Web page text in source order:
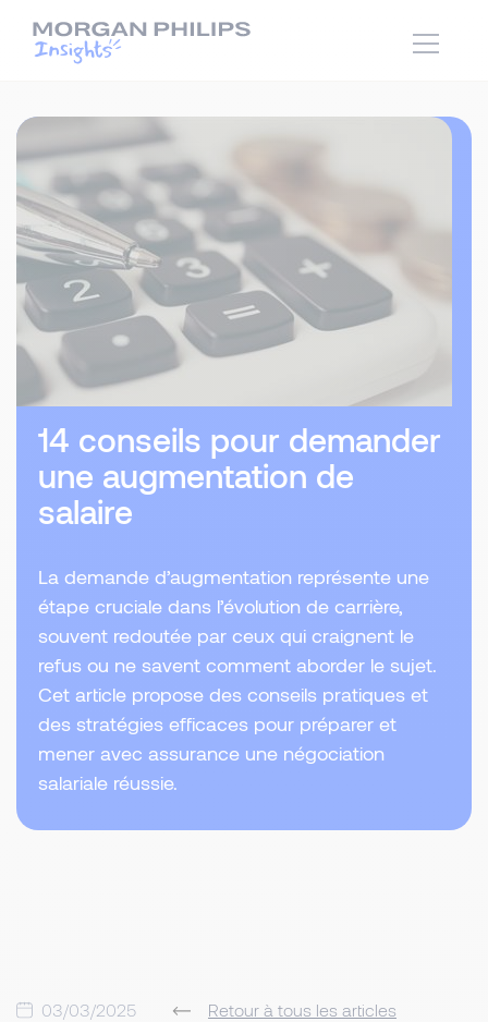
14 conseils pour demander
une augmentation de
salaire
La demande d’augmentation représente une
étape cruciale dans l’évolution de carrière,
souvent redoutée par ceux qui craignent le
refus ou ne savent comment aborder le sujet.
Cet article propose des conseils pratiques et
des stratégies efficaces pour préparer et
mener avec assurance une négociation
salariale réussie.
03/03/2025 Retour à tous les articles